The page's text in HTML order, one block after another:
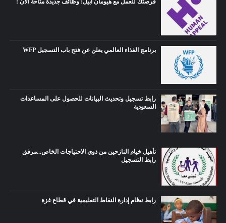
فرصتك للعمل مع هيومان أبيل: وظائف جديدة متاحة الآن !
برنامج الغذاء العالمي يعلن عن فتح باب التسجيل WFP
رابط تسجيل وتحديث البيانات للحصول على المساعدات
السعودية
تأهيل خيام النازحين من ذوي الاحتياجات الخاص...مرفق
رابط التسجيل
رابط نظام إدارة النقاط التعليمية في قطاع غزة